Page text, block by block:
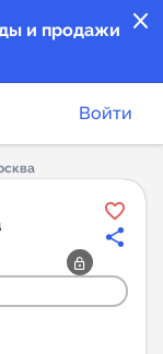
close
и продажи
Войти